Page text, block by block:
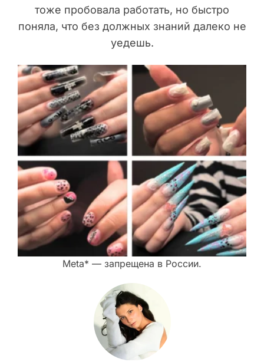
тоже пробовала работать, но быстро
поняла, что без должных знаний далеко не
уедешь.
Meta* — запрещена в России.